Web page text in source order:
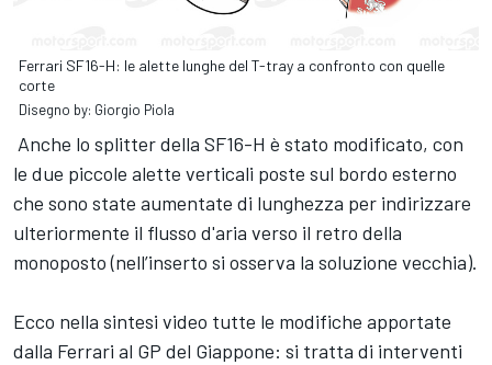
Ferrari SF16-H: le alette lunghe del T-tray a confronto con quelle
corte
Disegno by: Giorgio Piola
Anche lo splitter della SF16-H è stato modificato, con
le due piccole alette verticali poste sul bordo esterno
che sono state aumentate di lunghezza per indirizzare
ulteriormente il flusso d'aria verso il retro della
monoposto (nell’inserto si osserva la soluzione vecchia).
Ecco nella sintesi video tutte le modifiche apportate
dalla Ferrari al GP del Giappone: si tratta di interventi